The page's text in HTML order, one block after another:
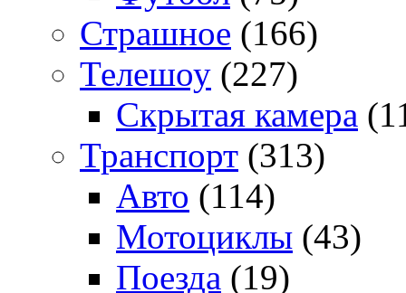
Страшное (166)
Телешоу (227)
Скрытая камера
Транспорт (313)
Авто (114)
Мотоциклы (43)
Поезда (19)